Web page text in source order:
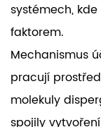
systémech,
faktorem.
Mechanismus
pracují
molekuly
spojily